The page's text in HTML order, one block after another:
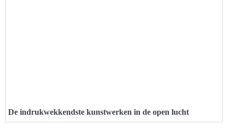
De indrukwekkendste kunstwerken in de open lucht